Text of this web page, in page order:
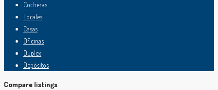
Cocheras
Locales
Casas
Oficinas
Duplex
Depósitos
Compare listings